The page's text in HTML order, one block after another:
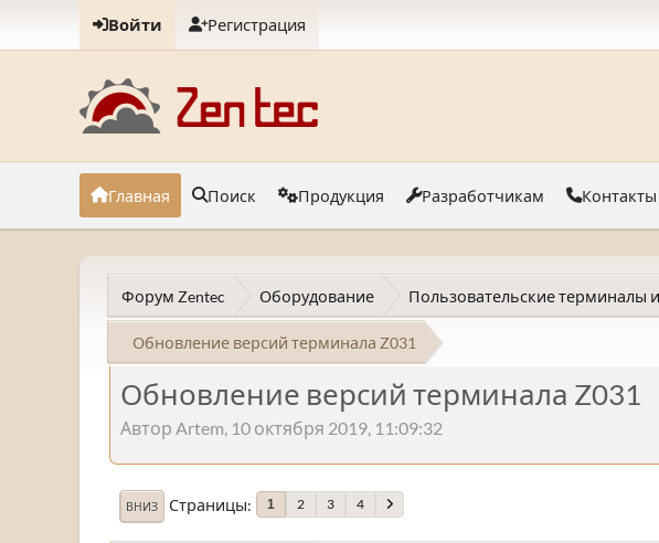
Войти Регистрация
Главная Поиск Продукция Разработчикам Контакты
Форум Zentec Оборудование Пользовательские терминалы
Обновление версий терминала Z031
Обновление версий терминала Z031
Автор Artem, 10 октября 2019, 11:09:32
ВНИЗ Страницы 1 2 3 4